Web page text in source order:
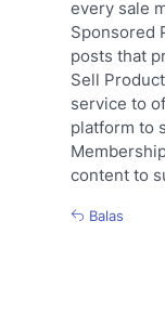
every sale
Sponsored
posts that
Sell
service to
platform to
content to
Balas